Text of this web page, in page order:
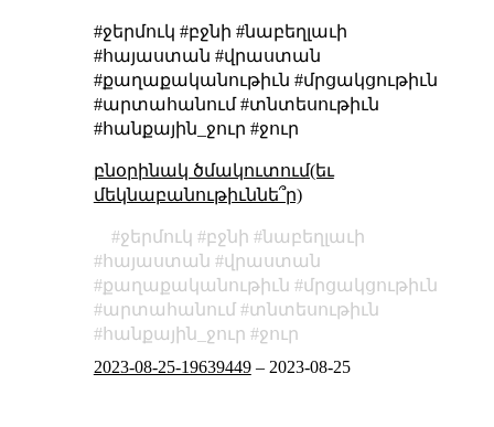
#ջերմուկ #բջնի #նաբեղլաւի
#հայաստան #վրաստան
#քաղաքականութիւն #մրցակցութիւն
#արտահանում #տնտեսութիւն
#հանքային_ջուր #ջուր
բնօրինակ ծմակուտում(եւ
մեկնաբանութիւննե՞ր)
ջերմուկ բջնի
նաբեղլաւի
հայաստան
վրաստան
քաղաքականութիւն
մրցակցութիւն
արտահանում
տնտեսութիւն
հանքային_ջուր
ջուր
2023-08-25-19639449– 2023-08-25